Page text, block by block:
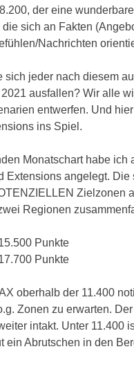
der eine
sich an Fakten
Nachrichten
sich jeder nach diesem
ausfallen? Wir alle
entwerfen. Und
ins Spiel.
Monatschart habe ich
Extensions angelegt. Die
Zielzonen
Regionen
Punkte
Punkte
oberhalb der 11.400
Zonen zu erwarten.
intakt. Unter 11.400
ein Abrutschen in den